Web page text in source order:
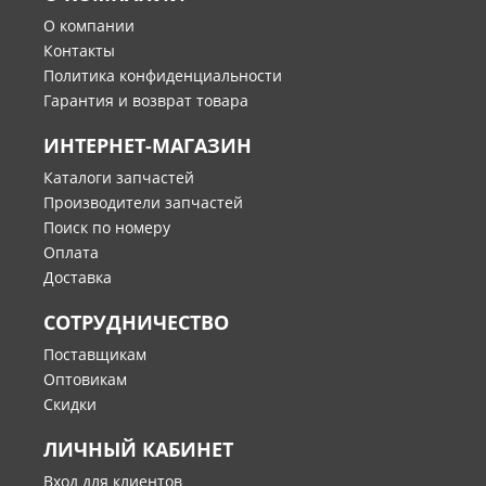
О компании
Контакты
Политика конфиденциальности
Гарантия и возврат товара
ИНТЕРНЕТ-МАГАЗИН
Каталоги запчастей
Производители запчастей
Поиск по номеру
Оплата
Доставка
СОТРУДНИЧЕСТВО
Поставщикам
Оптовикам
Скидки
ЛИЧНЫЙ КАБИНЕТ
Вход для клиентов